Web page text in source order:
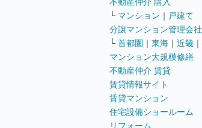
└ マンション ｜ 戸建て
分譲マンション管理会社
└ 首都圏 ｜ 東海 ｜ 近畿 ｜
マンション大規模修繕
不動産仲介 賃貸
賃貸情報サイト
賃貸マンション
住宅設備ショールーム
リフォーム